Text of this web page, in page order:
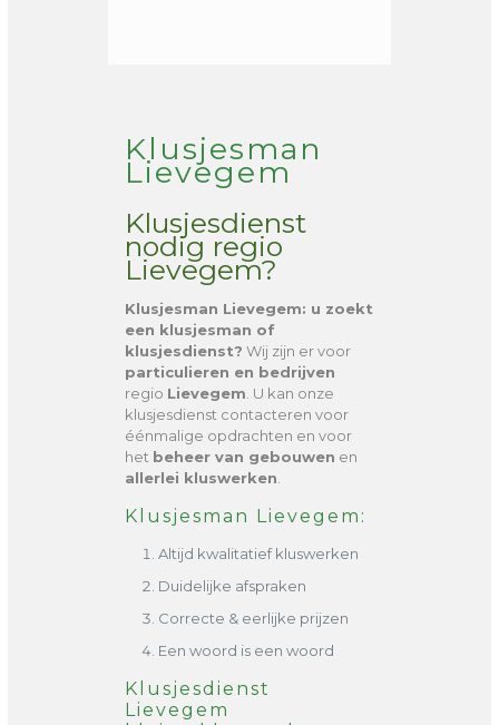
Klusjesman
Lievegem
Klusjesdienst
nodig regio
Lievegem?
Klusjesman Lievegem: u zoekt
een klusjesman of
klusjesdienst? Wij zijn er voor
particulieren en bedrijven
regio Lievegem . U kan onze
klusjesdienst contacteren voor
éénmalige opdrachten en voor
het beheer van gebouwen en
allerlei kluswerken
Klusjesman Lievegem:
Altijd kwalitatief kluswerken
Duidelijke afspraken
Correcte & eerlijke prijzen
Een woord is een woord
Klusjesdienst
Lievegem